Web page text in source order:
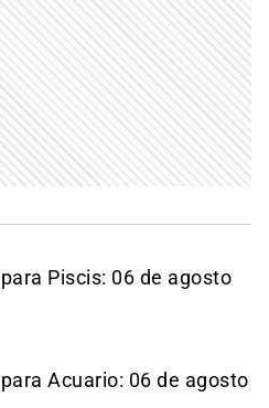
Piscis: 06 de agosto
Acuario: 06 de agosto